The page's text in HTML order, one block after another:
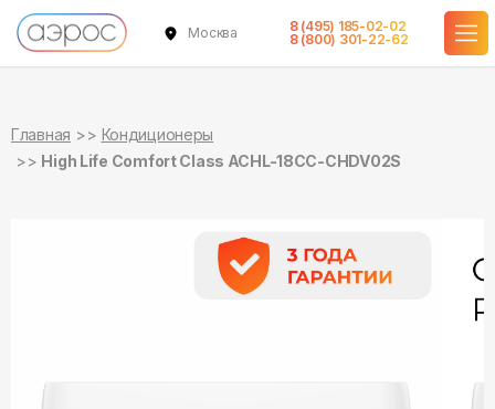
Москва
8 (495) 185-02-02
8 (800) 301-22-62
Главная
Кондиционеры
High Life Comfort Class ACHL-18CC-CHDV02S
в наличии
в наличии